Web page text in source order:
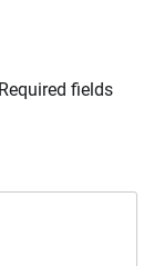
Required fields